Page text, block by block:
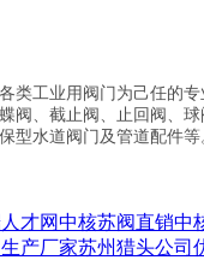
类工业用阀门为己任的专
阀、截止阀、止回阀、
型水道阀门及管道配件等
才网中核苏阀直销中
产厂家苏州猎头公司